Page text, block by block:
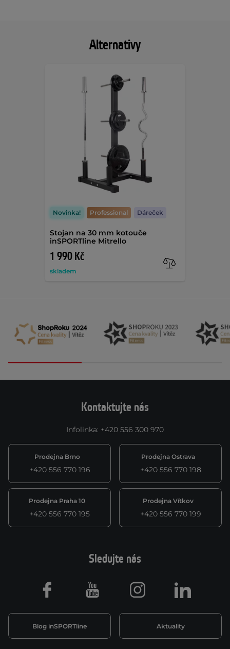
Alternativy
Stojan na 30 mm kotouče
inSPORTline Mitrello
1 990 Kč
skladem
Novinka! Professional Dáreček
Kontaktujte nás
Infolinka: +420 556 300 970
Prodejna Brno
+420 556 770 196
Prodejna Ostrava
+420 556 770 198
Prodejna Praha 10
+420 556 770 195
Prodejna Vítkov
+420 556 770 199
Sledujte nás
Blog inSPORTline Aktuality
Facebook Youtube Instagram LinkedIn